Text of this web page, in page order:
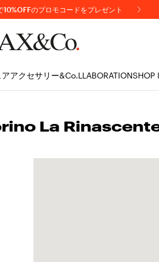
10%OFFのプロモコードをプレゼント
アクセサリー&Co.LLABORATIONSHOP
La